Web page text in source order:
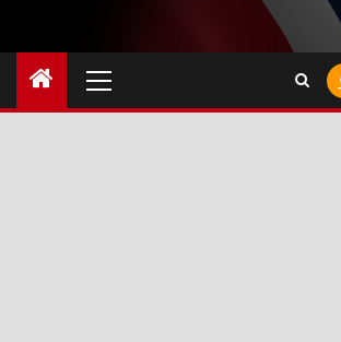
principal